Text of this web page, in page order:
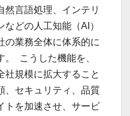
然言語処理、インテリ
どの人工知能（AI）
の業務全体に体系的に
。 こうした機能を、
社規模に拡大すること
、セキュリティ、品質
トを加速させ、サービ